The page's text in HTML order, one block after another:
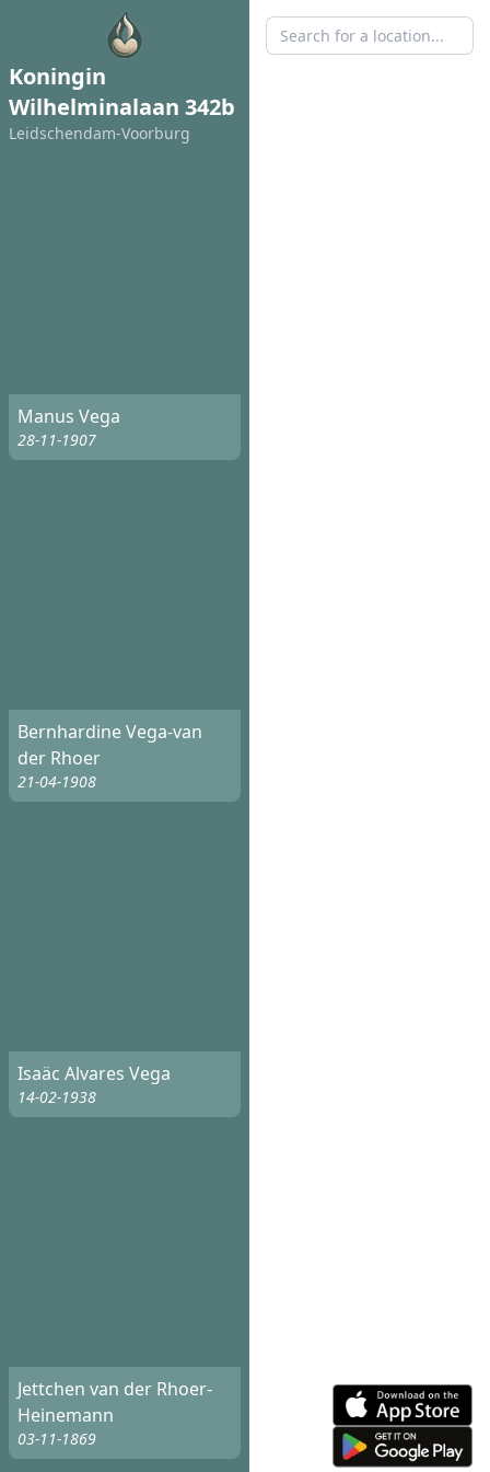
Koningin
Wilhelminalaan 342b
Leidschendam-Voorburg
Manus Vega
28-11-1907
Bernhardine Vega-van
der Rhoer
21-04-1908
Isaäc Alvares Vega
14-02-1938
Jettchen van der Rhoer-
Heinemann
03-11-1869